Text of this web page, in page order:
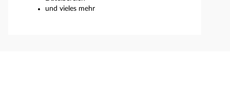
und vieles mehr